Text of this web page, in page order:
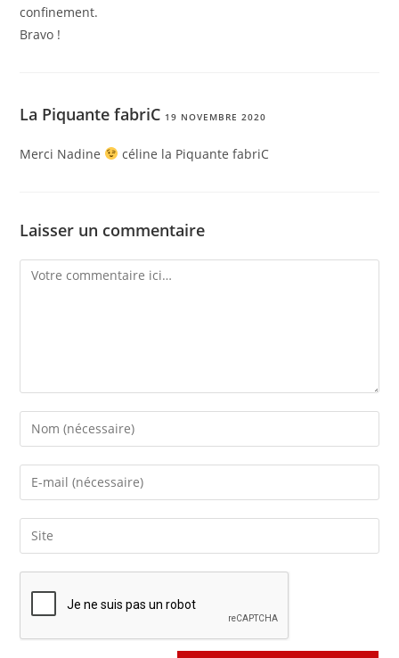
confinement.
Bravo !
La Piquante fabriC 19 NOVEMBRE 2020
Merci Nadine céline la Piquante fabriC
Laisser un commentaire
Comment
Enter
your
name
comment
Enter
your
email
address
Saisir
l’URL
de
votre
site
(facultatif)